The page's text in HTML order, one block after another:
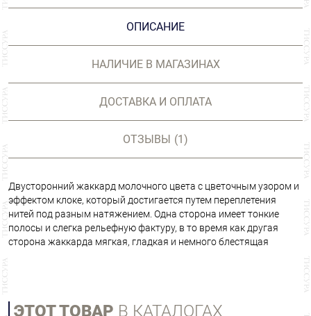
ОПИСАНИЕ
НАЛИЧИЕ В МАГАЗИНАХ
ДОСТАВКА И ОПЛАТА
ОТЗЫВЫ (1)
Двусторонний жаккард молочного цвета с цветочным узором и
эффектом клоке, который достигается путем переплетения
нитей под разным натяжением. Одна сторона имеет тонкие
полосы и слегка рельефную фактуру, в то время как другая
сторона жаккарда мягкая, гладкая и немного блестящая
ЭТОТ ТОВАР В КАТАЛОГАХ